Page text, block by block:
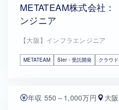
METATEAM株式会社
ンジニア
【大阪】インフラエンジニア
METATEAM SIer・受託開発 クラウ
年収 550～1,000万円 大